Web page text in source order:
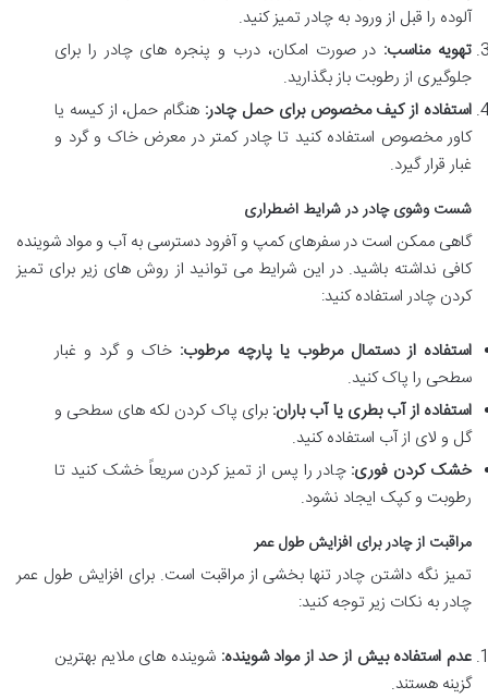
آلوده را قبل از ورود به چادر تمیز کنید.
تهویه مناسب: در صورت امکان، درب و پنجره های چادر را برای
جلوگیری از رطوبت باز بگذارید.
استفاده از کیف مخصوص برای حمل چادر: هنگام حمل، از کیسه یا
کاور مخصوص استفاده کنید تا چادر کمتر در معرض خاک و گرد و
غبار قرار گیرد.
شست وشوی چادر در شرایط اضطراری
گاهی ممکن است در سفرهای کمپ و آفرود دسترسی به آب و مواد شوینده
کافی نداشته باشید. در این شرایط می توانید از روش های زیر برای تمیز
کردن چادر استفاده کنید:
استفاده از دستمال مرطوب یا پارچه مرطوب: خاک و گرد و غبار
سطحی را پاک کنید.
استفاده از آب بطری یا آب باران: برای پاک کردن لکه های سطحی و
گل و لای از آب استفاده کنید.
خشک کردن فوری: چادر را پس از تمیز کردن سریعاً خشک کنید تا
رطوبت و کپک ایجاد نشود.
مراقبت از چادر برای افزایش طول عمر
تمیز نگه داشتن چادر تنها بخشی از مراقبت است. برای افزایش طول عمر
چادر به نکات زیر توجه کنید:
عدم استفاده بیش از حد از مواد شوینده: شوینده های ملایم بهترین
گزینه هستند.